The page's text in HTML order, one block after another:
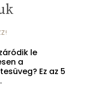
le
a
Ez az 5